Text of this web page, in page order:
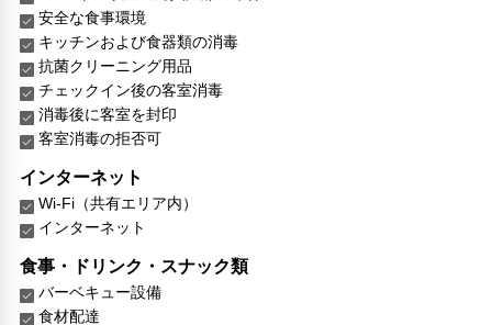
安全な食事環境
キッチンおよび食器類の消毒
抗菌クリーニング用品
チェックイン後の客室消毒
消毒後に客室を封印
客室消毒の拒否可
インターネット
Wi-Fi（共有エリア内）
インターネット
食事・ドリンク・スナック類
バーベキュー設備
食材配達